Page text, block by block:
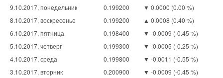
9.10.2017, понедельник
0.199200
▼ 0.0000 (0.00 %)
8.10.2017, воскресенье
0.199200
▲ 0.0008 (0.40 %)
6.10.2017, пятница
0.198400
▼ -0.0009 (-0.45 %)
5.10.2017, четверг
0.199300
▼ -0.0005 (-0.25 %)
4.10.2017, среда
0.199800
▼ -0.0011 (-0.55 %)
3.10.2017, вторник
0.200900
▼ -0.0009 (-0.45 %)